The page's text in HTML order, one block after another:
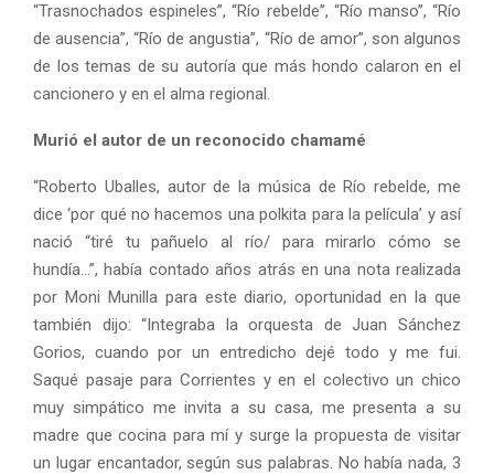
“Trasnochados espineles”, “Río rebelde”, “Río manso”, “Río
de ausencia”, “Río de angustia”, “Río de amor”, son algunos
de los temas de su autoría que más hondo calaron en el
cancionero y en el alma regional.
Murió el autor de un reconocido chamamé
“Roberto Uballes, autor de la música de Río rebelde, me
dice ‘por qué no hacemos una polkita para la película’ y así
nació “tiré tu pañuelo al río/ para mirarlo cómo se
hundía…”, había contado años atrás en una nota realizada
por Moni Munilla para este diario, oportunidad en la que
también dijo: “Integraba la orquesta de Juan Sánchez
Gorios, cuando por un entredicho dejé todo y me fui.
Saqué pasaje para Corrientes y en el colectivo un chico
muy simpático me invita a su casa, me presenta a su
madre que cocina para mí y surge la propuesta de visitar
un lugar encantador, según sus palabras. No había nada, 3